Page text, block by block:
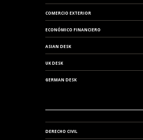
COMERCIO EXTERIOR
ECONÓMICO FINANCIERO
ASIAN DESK
UK DESK
GERMAN DESK
DERECHO CIVIL